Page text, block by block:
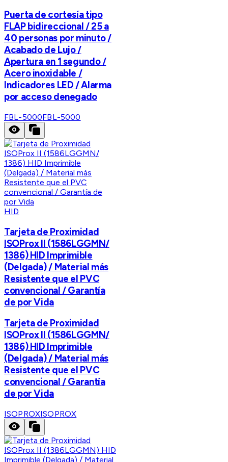
Puerta de cortesía tipo
FLAP bidireccional / 25 a
40 personas por minuto /
Acabado de Lujo /
Apertura en 1 segundo /
Acero inoxidable /
Indicadores LED / Alarma
por acceso denegado
FBL-5000FBL-5000
HID
Tarjeta de Proximidad
ISOProx II (1586LGGMN/
1386) HID Imprimible
(Delgada) / Material más
Resistente que el PVC
convencional / Garantía
de por Vida
Tarjeta de Proximidad
ISOProx II (1586LGGMN/
1386) HID Imprimible
(Delgada) / Material más
Resistente que el PVC
convencional / Garantía
de por Vida
ISOPROXISOPROX